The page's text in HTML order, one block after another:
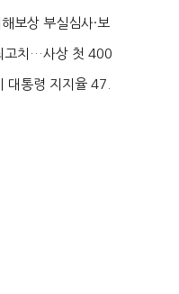
보상 부실심사·보
고치…사상 첫 400
통령 지지율 47.